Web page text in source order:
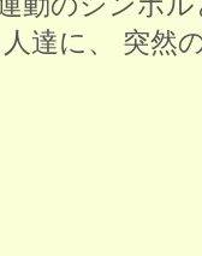
達に、 突然